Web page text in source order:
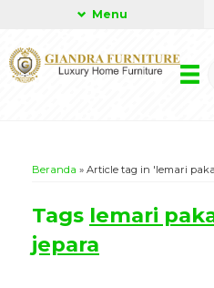
Menu
Beranda » Article tag in 'lemari
Tags lemari
jepara